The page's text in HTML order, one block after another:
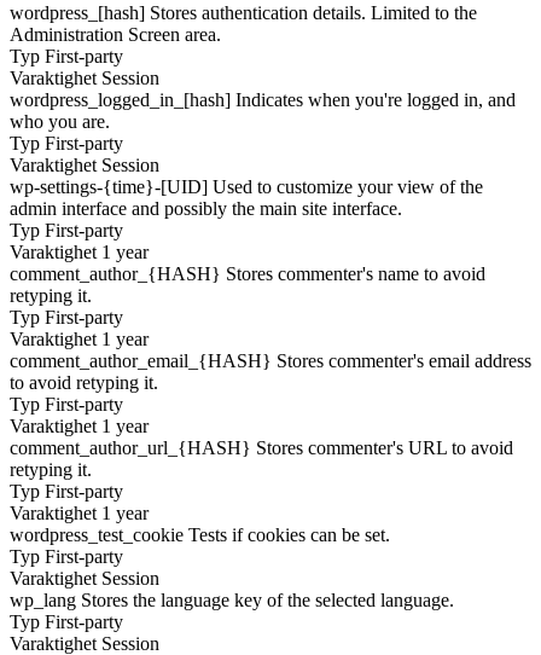
wordpress_[hash] Stores authentication details. Limited to the
Administration Screen area.
Typ First-party
Varaktighet Session
wordpress_logged_in_[hash] Indicates when you're logged in, and
who you are.
Typ First-party
Varaktighet Session
wp-settings-{time}-[UID] Used to customize your view of the
admin interface and possibly the main site interface.
Typ First-party
Varaktighet 1 year
comment_author_{HASH} Stores commenter's name to avoid
retyping it.
Typ First-party
Varaktighet 1 year
comment_author_email_{HASH} Stores commenter's email address
to avoid retyping it.
Typ First-party
Varaktighet 1 year
comment_author_url_{HASH} Stores commenter's URL to avoid
retyping it.
Typ First-party
Varaktighet 1 year
wordpress_test_cookie Tests if cookies can be set.
Typ First-party
Varaktighet Session
wp_lang Stores the language key of the selected language.
Typ First-party
Varaktighet Session